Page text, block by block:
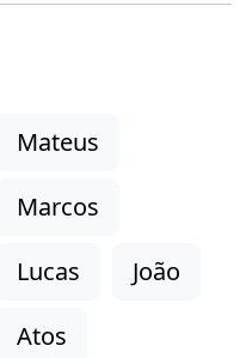
Mateus
Marcos
Lucas
João
Atos